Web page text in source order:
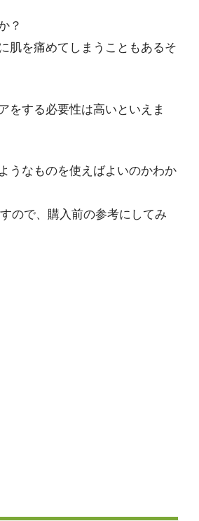
？
肌を痛めてしまうこともあるそ
をする必要性は高いといえま
うなものを使えばよいのかわか
ので、購入前の参考にしてみ